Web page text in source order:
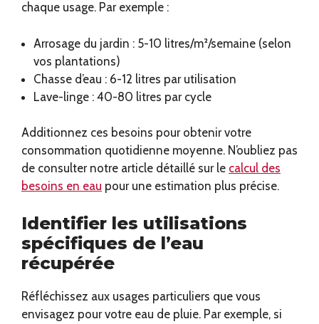
chaque usage. Par exemple :
Arrosage du jardin : 5-10 litres/m²/semaine (selon
vos plantations)
Chasse d’eau : 6-12 litres par utilisation
Lave-linge : 40-80 litres par cycle
Additionnez ces besoins pour obtenir votre
consommation quotidienne moyenne. N’oubliez pas
de consulter notre article détaillé sur le calcul des
besoins en eau pour une estimation plus précise.
Identifier les utilisations
spécifiques de l’eau
récupérée
Réfléchissez aux usages particuliers que vous
envisagez pour votre eau de pluie. Par exemple, si